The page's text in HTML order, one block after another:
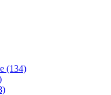
(134)